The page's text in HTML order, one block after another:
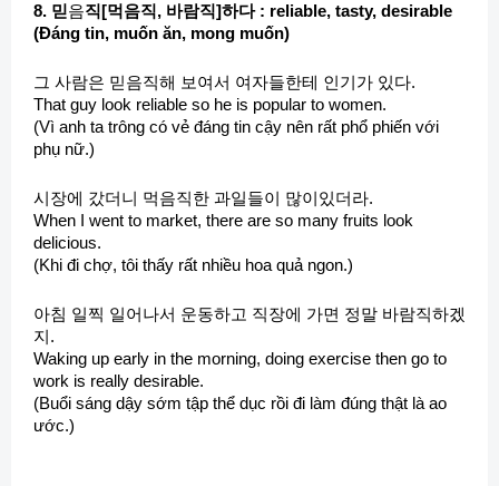
8. 믿음직[먹음직, 바람직]하다 : reliable, tasty, desirable
(Đáng tin, muốn ăn, mong muốn)
그 사람은 믿음직해 보여서 여자들한테 인기가 있다.
That guy look reliable so he is popular to women.
(Vì anh ta trông có vẻ đáng tin cậy nên rất phổ phiến với
phụ nữ.)
시장에 갔더니 먹음직한 과일들이 많이있더라.
When I went to market, there are so many fruits look
delicious.
(Khi đi chợ, tôi thấy rất nhiều hoa quả ngon.)
아침 일찍 일어나서 운동하고 직장에 가면 정말 바람직하겠
지.
Waking up early in the morning, doing exercise then go to
work is really desirable.
(Buổi sáng dậy sớm tập thể dục rồi đi làm đúng thật là ao
ước.)